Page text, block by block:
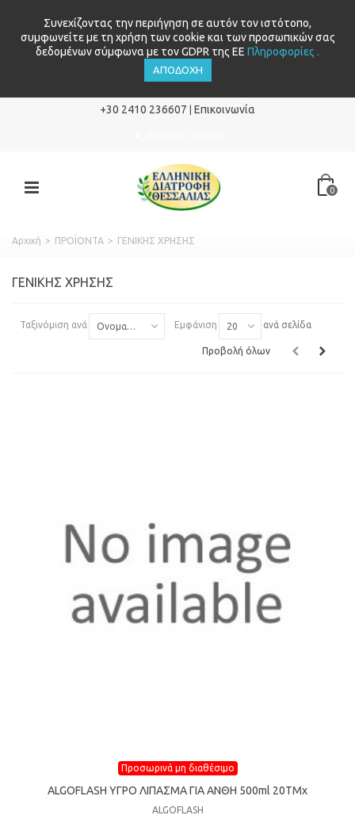
Συνεχίζοντας την περιήγηση σε αυτόν τον ιστότοπο,
συμφωνείτε με τη χρήση των cookie και των προσωπικών σας
δεδομένων σύμφωνα με τον GDPR της ΕΕ Πληροφορίες .
ΑΠΟΔΟΧΉ
+30 2410 236607 Επικοινωνία
0
Αρχική > ΠΡΟΪΟΝΤΑ > ΓΕΝΙΚΗΣ ΧΡΗΣΗΣ
ΓΕΝΙΚΗΣ ΧΡΗΣΗΣ
Ταξινόμιση ανά Ονομασία: Α έως το Ω Εμφάνιση 20 ανά σελίδα
Προβολή όλων
Προσωρινά μη διαθέσιμο
ALGOFLASH YΓΡΟ ΛΙΠΑΣΜΑ ΓIA ANΘΗ 500ml 20TMχ
ALGOFLASH